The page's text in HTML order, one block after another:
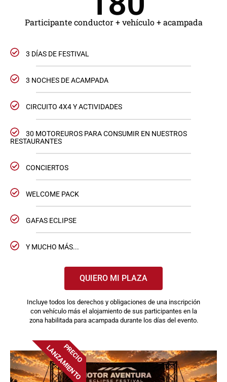
Participante conductor + vehículo + acampada
3 DÍAS DE FESTIVAL
3 NOCHES DE ACAMPADA
CIRCUITO 4X4 Y ACTIVIDADES
30 MOTOREUROS PARA CONSUMIR EN NUESTROS
RESTAURANTES
CONCIERTOS
WELCOME PACK
GAFAS ECLIPSE
Y MUCHO MÁS...
QUIERO MI PLAZA
Incluye todos los derechos y obligaciones de una inscripción
con vehículo más el alojamiento de sus participantes en la
zona habilitada para acampada durante los días del evento.
PRECIO
LANZAMIENTO